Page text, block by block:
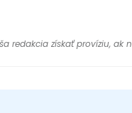
redakcia získať províziu, ak